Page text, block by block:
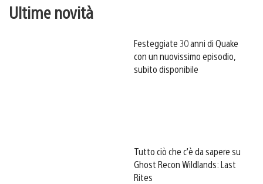
Ultime novità
Festeggiate 30 anni di Quake
con un nuovissimo episodio,
subito disponibile
Tutto ciò che c’è da sapere su
Ghost Recon Wildlands: Last
Rites